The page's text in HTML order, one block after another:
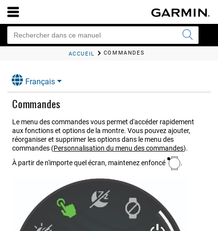
ACCUEIL COMMANDES
Français
Commandes
Le menu des commandes vous permet d'accéder rapidement
aux fonctions et options de la montre. Vous pouvez ajouter,
réorganiser et supprimer les options dans le menu des
commandes (Personnalisation du menu des commandes).
À partir de n'importe quel écran, maintenez enfoncé
.